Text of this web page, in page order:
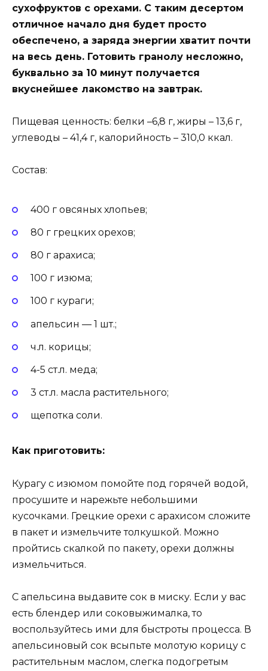
сухофруктов с орехами. С таким десертом
отличное начало дня будет просто
обеспечено, а заряда энергии хватит почти
на весь день. Готовить гранолу несложно,
буквально за 10 минут получается
вкуснейшее лакомство на завтрак.
Пищевая ценность: белки –6,8 г, жиры – 13,6 г,
углеводы – 41,4 г, калорийность – 310,0 ккал.
Состав:
400 г овсяных хлопьев;
80 г грецких орехов;
80 г арахиса;
100 г изюма;
100 г кураги;
апельсин — 1 шт.;
ч.л. корицы;
4-5 ст.л. меда;
3 ст.л. масла растительного;
щепотка соли.
Как приготовить:
Курагу с изюмом помойте под горячей водой,
просушите и нарежьте небольшими
кусочками. Грецкие орехи с арахисом сложите
в пакет и измельчите толкушкой. Можно
пройтись скалкой по пакету, орехи должны
измельчиться.
С апельсина выдавите сок в миску. Если у вас
есть блендер или соковыжималка, то
воспользуйтесь ими для быстроты процесса. В
апельсиновый сок всыпьте молотую корицу с
растительным маслом, слегка подогретым